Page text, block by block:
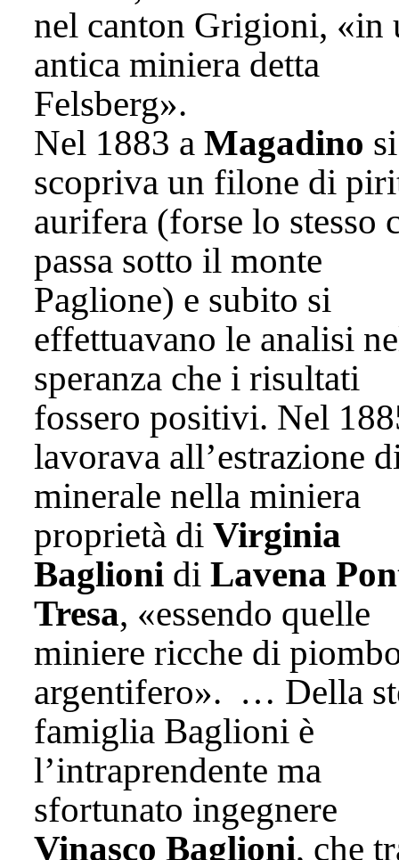
nel canton Grigioni, «in
antica miniera detta
Felsberg».
Nel 1883 a Magadino si
scopriva un filone di
aurifera (forse lo stesso
passa sotto il monte
Paglione) e subito si
effettuavano le analisi
speranza che i risultati
fossero positivi. Nel
lavorava all’estrazione
minerale nella miniera
proprietà di Virginia
Baglioni di Lavena
Tresa, «essendo quelle
miniere ricche di
argentifero». … Della
famiglia Baglioni è
l’intraprendente ma
sfortunato ingegnere
Vinasco Baglioni, che